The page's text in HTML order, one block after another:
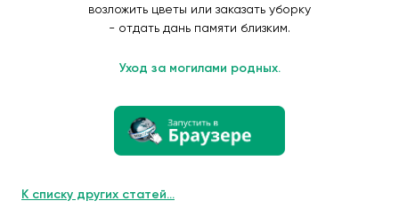
возложить цветы или заказать уборку
- отдать дань памяти близким.
Уход за могилами родных.
К списку других статей...